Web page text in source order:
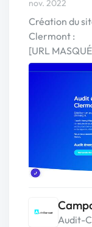
nov. 2022
Création du
Clermont :
[URL
Audit-